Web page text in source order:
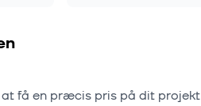
få en præcis pris på dit projekt